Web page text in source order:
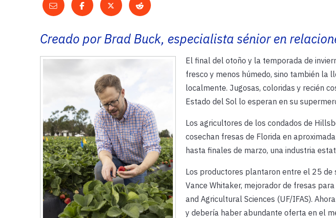
Creado por Brad Buck, especialista sénior en
El final del otoño y la temporada de
fresco y menos húmedo, sino también la
localmente. Jugosas, coloridas y recién
Estado del Sol lo esperan en su
Los agricultores de los condados de
cosechan fresas de Florida en
hasta finales de marzo, una industria
Los productores plantaron entre el 25
Vance Whitaker, mejorador de fresas
and Agricultural Sciences (UF/IFAS).
y debería haber abundante oferta en el